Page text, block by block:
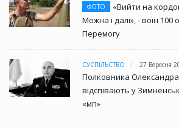
ФОТО
«Вийти на
Можна і далі», - воїн 100
Перемогу
СУСПІЛЬСТВО 27 Вересня
Полковника
відспівають у
«мп»